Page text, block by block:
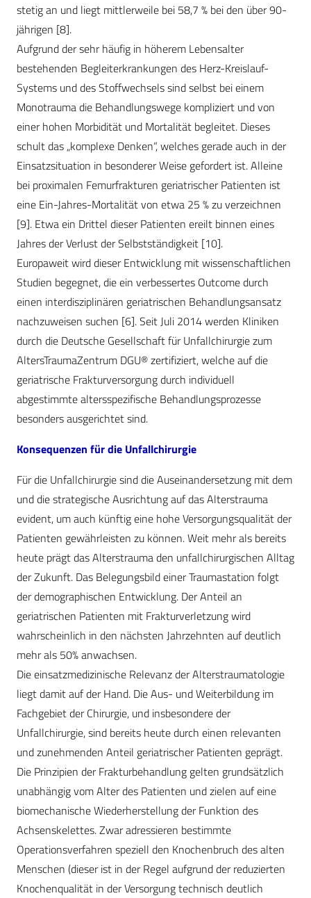
stetig an und liegt mittlerweile bei 58,7 % bei den über 90-
jährigen [8].
Aufgrund der sehr häufig in höherem Lebensalter
bestehenden Begleiterkrankungen des Herz-Kreislauf-
Systems und des Stoffwechsels sind selbst bei einem
Monotrauma die Behandlungswege kompliziert und von
einer hohen Morbidität und Mortalität begleitet. Dieses
schult das „komplexe Denken“, welches gerade auch in der
Einsatzsituation in besonderer Weise gefordert ist. Alleine
bei proximalen Femurfrakturen geriatrischer Patienten ist
eine Ein-Jahres-Mortalität von etwa 25 % zu verzeichnen
[9]. Etwa ein Drittel dieser Patienten ereilt binnen eines
Jahres der Verlust der Selbstständigkeit [10].
Europaweit wird dieser Entwicklung mit wissenschaftlichen
Studien begegnet, die ein verbessertes Outcome durch
einen interdisziplinären geriatrischen Behandlungsansatz
nachzuweisen suchen [6]. Seit Juli 2014 werden Kliniken
durch die Deutsche Gesellschaft für Unfallchirurgie zum
AltersTraumaZentrum DGU® zertifiziert, welche auf die
geriatrische Frakturversorgung durch individuell
abgestimmte altersspezifische Behandlungsprozesse
besonders ausgerichtet sind.
Konsequenzen für die Unfallchirurgie
Für die Unfallchirurgie sind die Auseinandersetzung mit dem
und die strategische Ausrichtung auf das Alterstrauma
evident, um auch künftig eine hohe Versorgungsqualität der
Patienten gewährleisten zu können. Weit mehr als bereits
heute prägt das Alterstrauma den unfallchirurgischen Alltag
der Zukunft. Das Belegungsbild einer Traumastation folgt
der demographischen Entwicklung. Der Anteil an
geriatrischen Patienten mit Frakturverletzung wird
wahrscheinlich in den nächsten Jahrzehnten auf deutlich
mehr als 50% anwachsen.
Die einsatzmedizinische Relevanz der Alterstraumatologie
liegt damit auf der Hand. Die Aus- und Weiterbildung im
Fachgebiet der Chirurgie, und insbesondere der
Unfallchirurgie, sind bereits heute durch einen relevanten
und zunehmenden Anteil geriatrischer Patienten geprägt.
Die Prinzipien der Frakturbehandlung gelten grundsätzlich
unabhängig vom Alter des Patienten und zielen auf eine
biomechanische Wiederherstellung der Funktion des
Achsenskelettes. Zwar adressieren bestimmte
Operationsverfahren speziell den Knochenbruch des alten
Menschen (dieser ist in der Regel aufgrund der reduzierten
Knochenqualität in der Versorgung technisch deutlich